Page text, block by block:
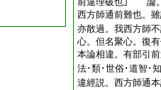
西方師通前難也。
亦散過。我西方師
心。但名聚心。
本論相違。有部引
法･類･世俗･道智
違經説。西方師通